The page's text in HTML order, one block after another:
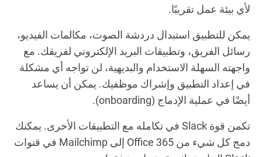
لأي بيئة عمل تقريبًا.
يمكن للتطبيق استبدال دردشة الصوت، مكالمات الفيديو،
رسائل الفريق، وتطبيقات البريد الإلكتروني لفريقك. مع
واجهته السهلة الاستخدام والبديهية، لن تواجه أي مشكلة
في إعداد التطبيق وإشراك موظفيك. يمكن أن يساعد
أيضًا في عملية الإدماج (onboarding).
تكمن قوة Slack في تكامله مع التطبيقات الأخرى. يمكنك
دمج كل شيء من Office 365 إلى Mailchimp في قنوات